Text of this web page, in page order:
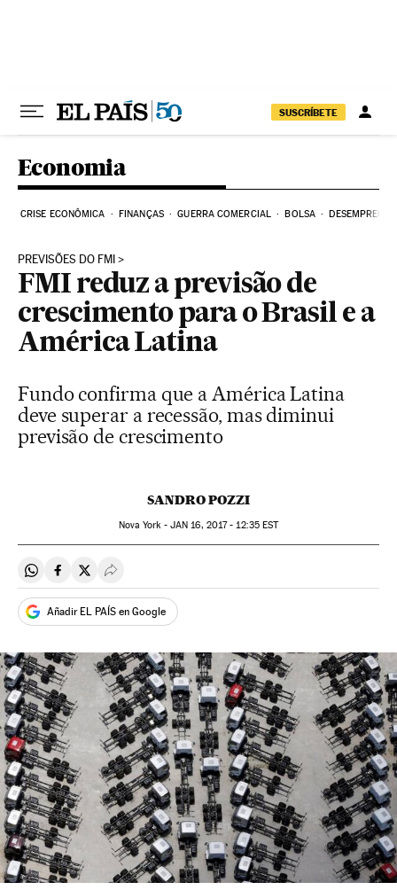
SUSCRÍBETE
Economia
CRISE ECONÔMICA FINANÇAS GUERRA COMERCIAL BOLSA DESEMPREGO
PREVISÕES DO FMI
FMI reduz a previsão de
crescimento para o Brasil e a
América Latina
Fundo confirma que a América Latina
deve superar a recessão, mas diminui
previsão de crescimento
SANDRO POZZI
Nova York - JAN 16, 2017 - 12:35EST
Compartir en Whatsapp
Compartir en Facebook
Compartir en Twitter
Desplegar Redes Sociales
Añadir EL PAÍS en Google